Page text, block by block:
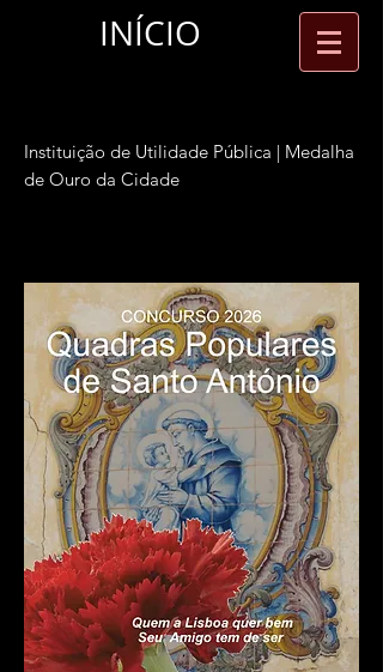
INÍCIO
Instituição de Utilidade Pública | Medalha
de Ouro da Cidade